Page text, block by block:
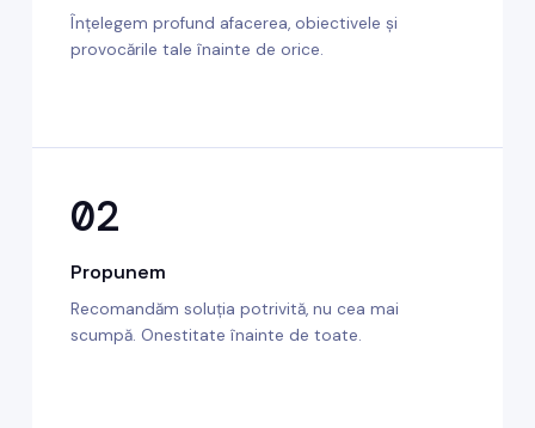
Înțelegem profund afacerea, obiectivele și
provocările tale înainte de orice.
02
Propunem
Recomandăm soluția potrivită, nu cea mai
scumpă. Onestitate înainte de toate.